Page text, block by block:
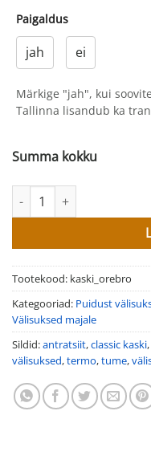
Paigaldus
jah ei
Märkige "jah", kui
Tallinna lisandub ka
Summa kokku
Puidust välisuksed Kaski
Tootekood: kaski_orebro
Kategooriad: Puidust
Välisuksed majale
Sildid:antratsiit,classic kaski,
välisuksed,termo,tume,